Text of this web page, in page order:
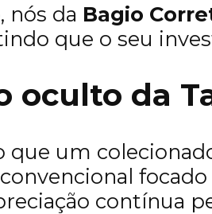
nós da Bagio
que o seu
oculto da
que um
focado
contínua